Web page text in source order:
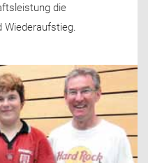
die
Wiederaufstieg.